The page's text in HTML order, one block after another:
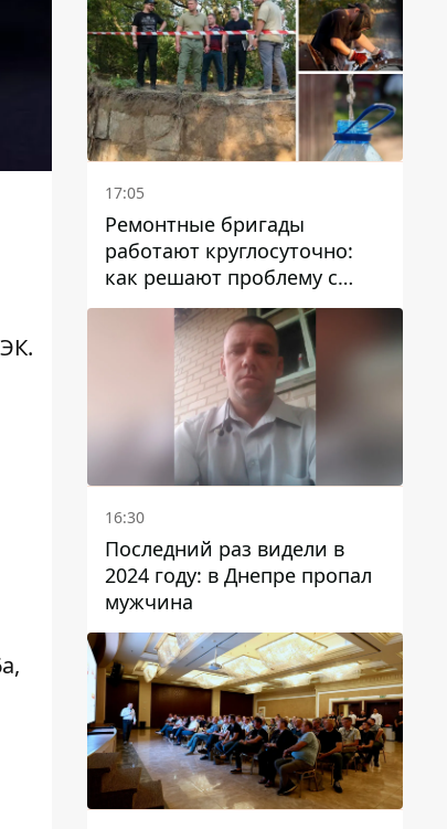
17:05
Ремонтные бригады
работают круглосуточно:
как решают проблему с
водой в Марганецкой
громаде
16:30
Последний раз видели в
2024 году: в Днепре пропал
мужчина